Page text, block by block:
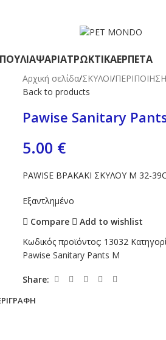
ΠΟΥΛΙΑΨΑΡΙΑΤΡΩΚΤΙΚΑΕΡΠΕΤΑ
Αρχική σελίδα ΣΚΥΛΟΙ ΠΕΡΙΠΟΙΗΣΗ
Back to products
Pawise Sanitary
5.00 €
PAWISE ΒΡΑΚΑΚΙ ΣΚΥΛΟΥ M 32-
Εξαντλημένο
Compare
Add to wishlist
Κωδικός προϊόντος: 13032
Pawise Sanitary Pants M
Share: